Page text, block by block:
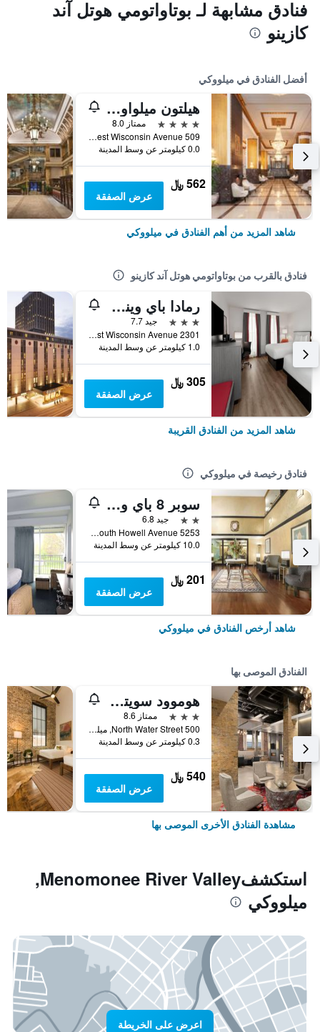
فنادق مشابهة لـ بوتاواتومي هوتل آند
كازينو
أفضل الفنادق في ميلووكي
هيلتون ميلواوكي
4 نجوم
ممتاز 8.0
509 West Wisconsin Avenue, ميلووكي, WI, الولايات المتحدة الأميريكية
0.0 كيلومتر عن وسط المدينة
562 ﷼
عرض الصفقة
شاهد المزيد من أهم الفنادق في ميلووكي
فنادق بالقرب من بوتاواتومي هوتل آند كازينو
رمادا باي ويندام ميلووكي
3 نجوم
جيد 7.7
2301 West Wisconsin Avenue, ميلووكي, WI, الولايات المتحدة الأميريكية
1.0 كيلومتر عن وسط المدينة
305 ﷼
عرض الصفقة
شاهد المزيد من الفنادق القريبة
فنادق رخيصة في ميلووكي
سوبر 8 باي ويندام ميلووكي أيربورت
2 نجمتين
جيد 6.8
5253 South Howell Avenue, ميلووكي, WI, الولايات المتحدة الأميريكية
10.0 كيلومتر عن وسط المدينة
201 ﷼
عرض الصفقة
شاهد أرخص الفنادق في ميلووكي
الفنادق الموصى بها
هوموود سويتس باي هيلتون ميلواكي داونتاون
3 نجوم
ممتاز 8.6
500 North Water Street, ميلووكي, WI, الولايات المتحدة الأميريكية
0.3 كيلومتر عن وسط المدينة
540 ﷼
عرض الصفقة
مشاهدة الفنادق الأخرى الموصى بها
استكشفMenomonee River Valley,
ميلووكي
اعرض على الخريطة